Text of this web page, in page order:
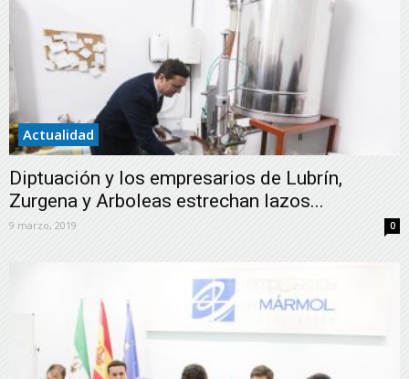
Actualidad
Diptuación y los empresarios de Lubrín,
Zurgena y Arboleas estrechan lazos...
9 marzo, 2019 0